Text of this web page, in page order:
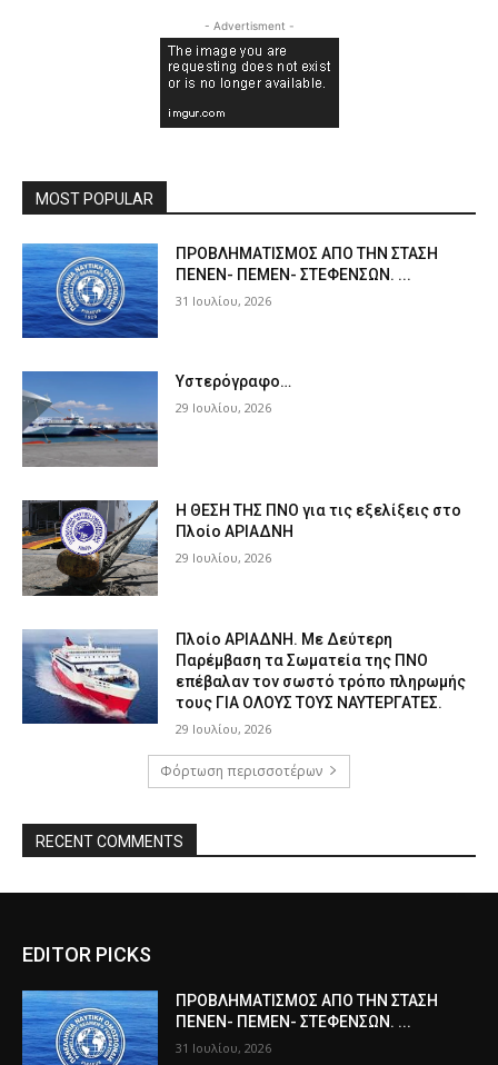
- Advertisment -
MOST POPULAR
ΠPOΒΛΗΜΑΤΙΣΜΟΣ ΑΠΟ ΤΗΝ ΣΤΑΣΗ
ΠΕΝΕΝ- ΠΕΜΕΝ- ΣΤΕΦΕΝΣΩΝ. ...
31 Ιουλίου, 2026
Υστερόγραφο…
29 Ιουλίου, 2026
Η ΘΕΣΗ ΤΗΣ ΠΝΟ για τις εξελίξεις στο
Πλοίο ΑΡΙΑΔΝΗ
29 Ιουλίου, 2026
Πλοίο ΑΡΙΑΔΝΗ. Με Δεύτερη
Παρέμβαση τα Σωματεία της ΠΝΟ
επέβαλαν τον σωστό τρόπο πληρωμής
τους ΓΙΑ ΟΛΟΥΣ ΤΟΥΣ ΝΑΥΤΕΡΓΑΤΕΣ.
29 Ιουλίου, 2026
Φόρτωση περισσοτέρων
RECENT COMMENTS
EDITOR PICKS
ΠPOΒΛΗΜΑΤΙΣΜΟΣ ΑΠΟ ΤΗΝ ΣΤΑΣΗ
ΠΕΝΕΝ- ΠΕΜΕΝ- ΣΤΕΦΕΝΣΩΝ. ...
31 Ιουλίου, 2026